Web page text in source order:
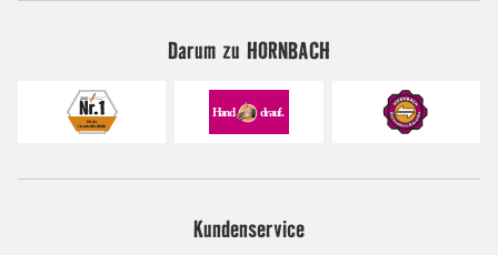
Darum zu HORNBACH
Kundenservice